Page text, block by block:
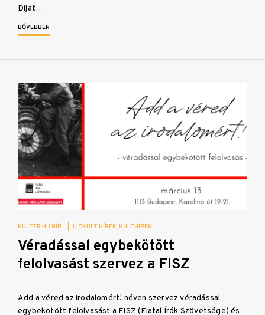
Díjat…
BŐVEBBEN
KULTER.HU HÍR LITKULT HÍREK KULTHÍREK
Véradással egybekötött
felolvasást szervez a FISZ
Add a véred az irodalomért! néven szervez véradással
egybekötött felolvasást a FISZ (Fiatal Írók Szövetsége) és